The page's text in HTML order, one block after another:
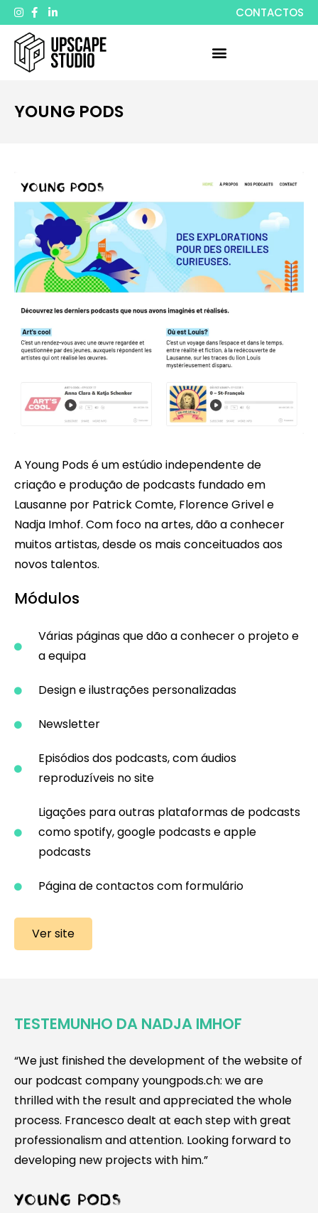
CONTACTOS
YOUNG PODS
A Young Pods é um estúdio independente de
criação e produção de podcasts fundado em
Lausanne por Patrick Comte, Florence Grivel e
Nadja Imhof. Com foco na artes, dão a conhecer
muitos artistas, desde os mais conceituados aos
novos talentos.
Módulos
Várias páginas que dão a conhecer o projeto e
a equipa
Design e ilustrações personalizadas
Newsletter
Episódios dos podcasts, com áudios
reproduzíveis no site
Ligações para outras plataformas de podcasts
como spotify, google podcasts e apple
podcasts
Página de contactos com formulário
Ver site
TESTEMUNHO DA NADJA IMHOF
“We just finished the development of the website of
our podcast company youngpods.ch: we are
thrilled with the result and appreciated the whole
process. Francesco dealt at each step with great
professionalism and attention. Looking forward to
developing new projects with him.”